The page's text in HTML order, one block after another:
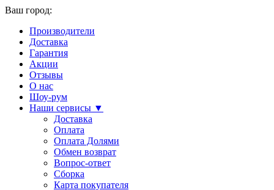
Ваш город:
Производители
Доставка
Гарантия
Акции
Отзывы
О нас
Шоу-рум
Наши сервисы ▼
Доставка
Оплата
Оплата Долями
Обмен возврат
Вопрос-ответ
Сборка
Карта покупателя